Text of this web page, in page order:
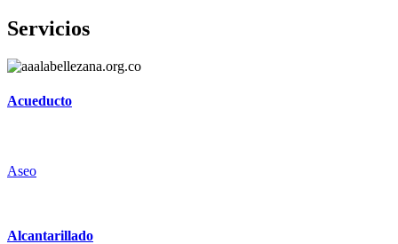
Servicios
Acueducto
Aseo
Alcantarillado